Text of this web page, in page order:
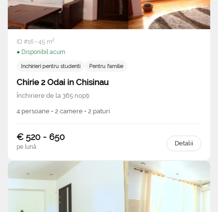
ID #16 • 45 m²
● Disponibil acum
Inchirieri pentru studenti Pentru familie
Chirie 2 Odai in Chisinau
Închiriere de la 365 nopți
4 persoane • 2 camere • 2 paturi
€ 520 - 650
pe lună Detalii